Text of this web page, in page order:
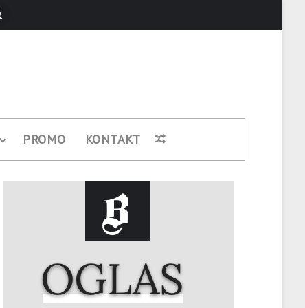
Pretraži
PROMO KONTAKT Nasumični članak